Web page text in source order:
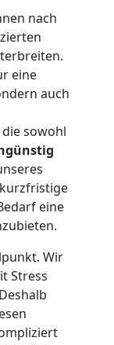
nach
eine
auch
sowohl
eine
Wir
Stress